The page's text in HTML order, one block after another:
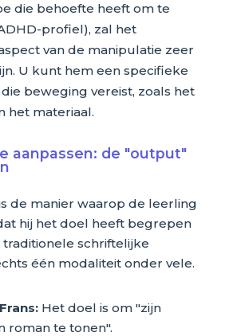
die behoefte heeft om te
profiel), zal het
van de manipulatie zeer
U kunt hem een specifieke
beweging vereist, zoals het
het materiaal.
aanpassen: de "output"
de manier waarop de leerling
hij het doel heeft begrepen
schriftelijke
één modaliteit onder vele.
Het doel is om "zijn
roman te tonen".